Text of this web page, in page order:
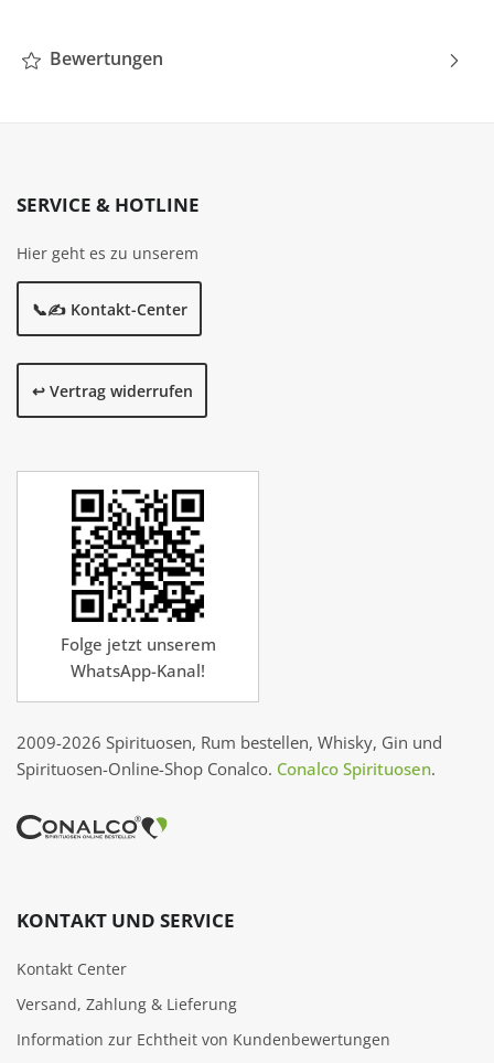
Bewertungen
SERVICE & HOTLINE
Hier geht es zu unserem
📞✍️ Kontakt-Center
↩️ Vertrag widerrufen
Folge jetzt unserem
WhatsApp-Kanal!
2009-2026 Spirituosen, Rum bestellen, Whisky, Gin und
Spirituosen-Online-Shop Conalco. Conalco Spirituosen.
KONTAKT UND SERVICE
Kontakt Center
Versand, Zahlung & Lieferung
Information zur Echtheit von Kundenbewertungen